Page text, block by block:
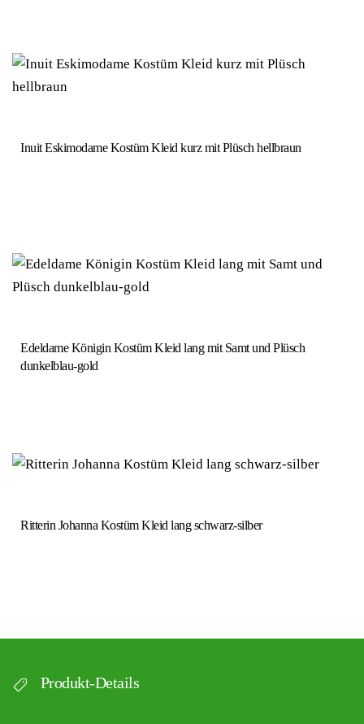
Inuit Eskimodame Kostüm Kleid kurz mit Plüsch hellbraun
Edeldame Königin Kostüm Kleid lang mit Samt und Plüsch
dunkelblau-gold
Ritterin Johanna Kostüm Kleid lang schwarz-silber
Produkt-Details